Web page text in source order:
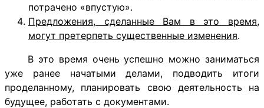
потрачено «впустую».
Предложения, сделанные Вам в это время,
могут претерпеть существенные изменения.
В это время очень успешно можно заниматься
уже ранее начатыми делами, подводить итоги
проделанному, планировать свою деятельность на
будущее, работать с документами.